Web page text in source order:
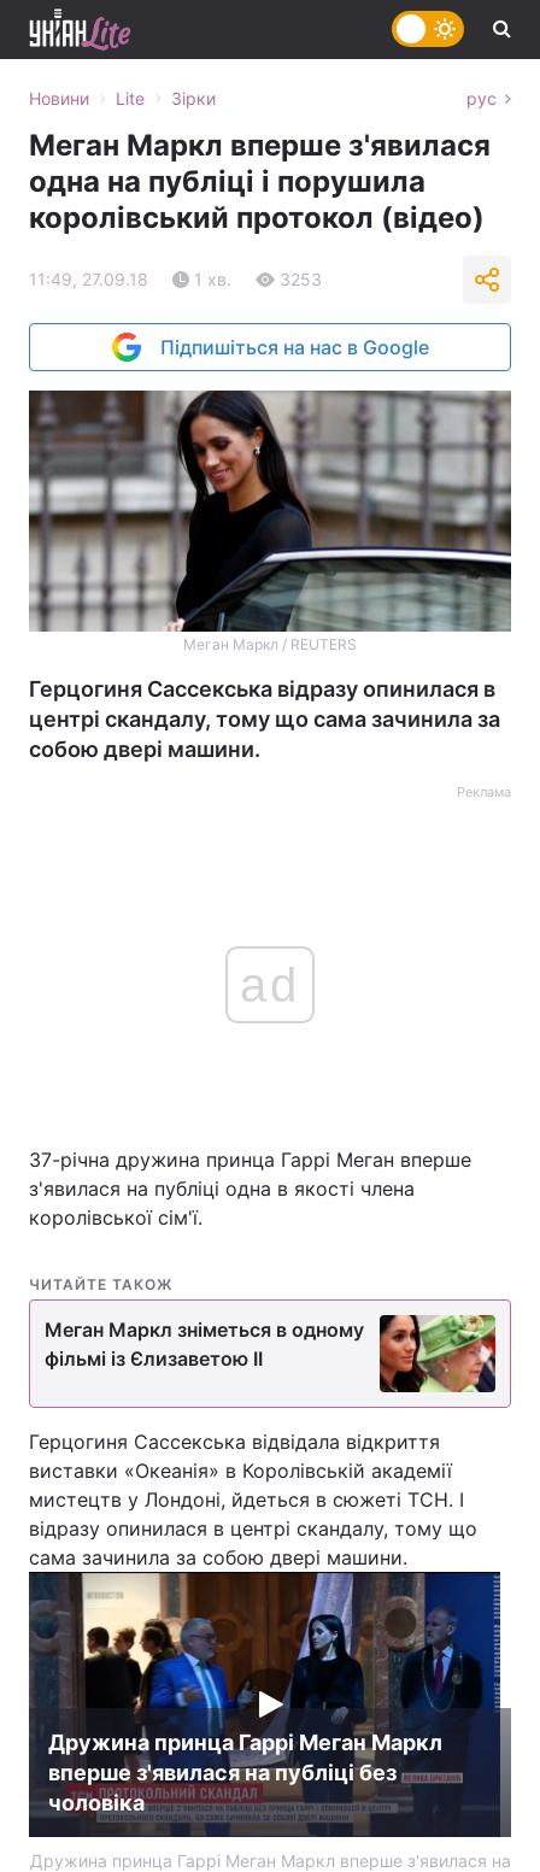
Головна Війна
Україна
Економіка
Спорт Наука
Зброя Інциденти
Здоров'я Туризм
Цікавинки Погода
Екологія Регіони
Лонгріди
Відео з Youtube Статті
Інтерв'ю Думки
Архів Вакансії
Новини › Lite › Зірки рус
Меган Маркл вперше з'явилася
одна на публіці і порушила
королівський протокол (відео)
11:49, 27.09.18 1 хв. 3253
Підпишіться на нас в Google
Меган Маркл / REUTERS
Герцогиня Сассекська відразу опинилася в
центрі скандалу, тому що сама зачинила за
собою двері машини.
Реклама
ad
37-річна дружина принца Гаррі Меган вперше
з'явилася на публіці одна в якості члена
королівської сім'ї.
ЧИТАЙТЕ ТАКОЖ
Меган Маркл зніметься в одному
фільмі із Єлизаветою II
Герцогиня Сассекська відвідала відкриття
виставки «Океанія» в Королівській академії
мистецтв у Лондоні, йдеться в сюжеті ТСН. І
відразу опинилася в центрі скандалу, тому що
сама зачинила за собою двері машини.
Дружина принца Гаррі Меган Маркл
вперше з'явилася на публіці без
чоловіка
Дружина принца Гаррі Меган Маркл вперше з'явилася на